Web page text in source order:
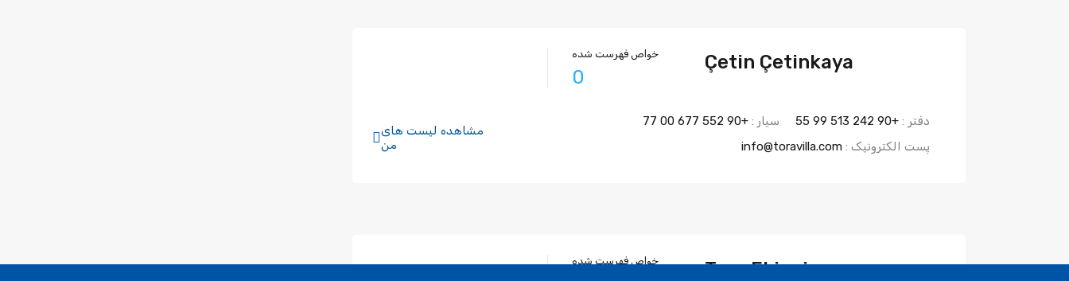
Çetin Çetinkaya خواص فهرست شده
0
دفتر : +90 242 513 99 55 سیار : +90 552 677 00 77
پست الکترونیک : info@toravilla.com
مشاهده لیست های
من
Tora Ekinci خواص فهرست شده